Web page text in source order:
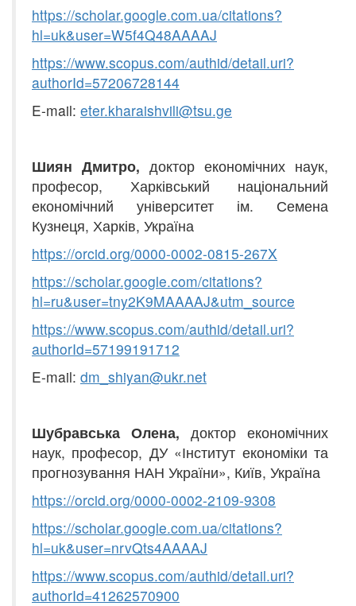
https://scholar.google.com.ua/citations?
hl=uk&user=W5f4Q48AAAAJ
https://www.scopus.com/authid/detail.uri?
authorId=57206728144
E-mail: eter.kharaishvili@tsu.ge
Шиян Дмитро, доктор економічних наук,
професор, Харківський національний
економічний університет ім. Семена
Кузнеця, Харків, Україна
https://orcid.org/0000-0002-0815-267X
https://scholar.google.com/citations?
hl=ru&user=tny2K9MAAAAJ&utm_source
https://www.scopus.com/authid/detail.uri?
authorId=57199191712
E-mail: dm_shiyan@ukr.net
Шубравська Олена, доктор економічних
наук, професор, ДУ «Інститут економіки та
прогнозування НАН України», Київ, Україна
https://orcid.org/0000-0002-2109-9308
https://scholar.google.com.ua/citations?
hl=uk&user=nrvQts4AAAAJ
https://www.scopus.com/authid/detail.uri?
authorId=41262570900